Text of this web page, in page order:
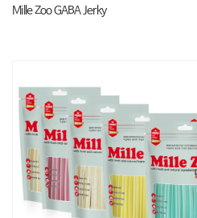
Mille Zoo GABA Jerky